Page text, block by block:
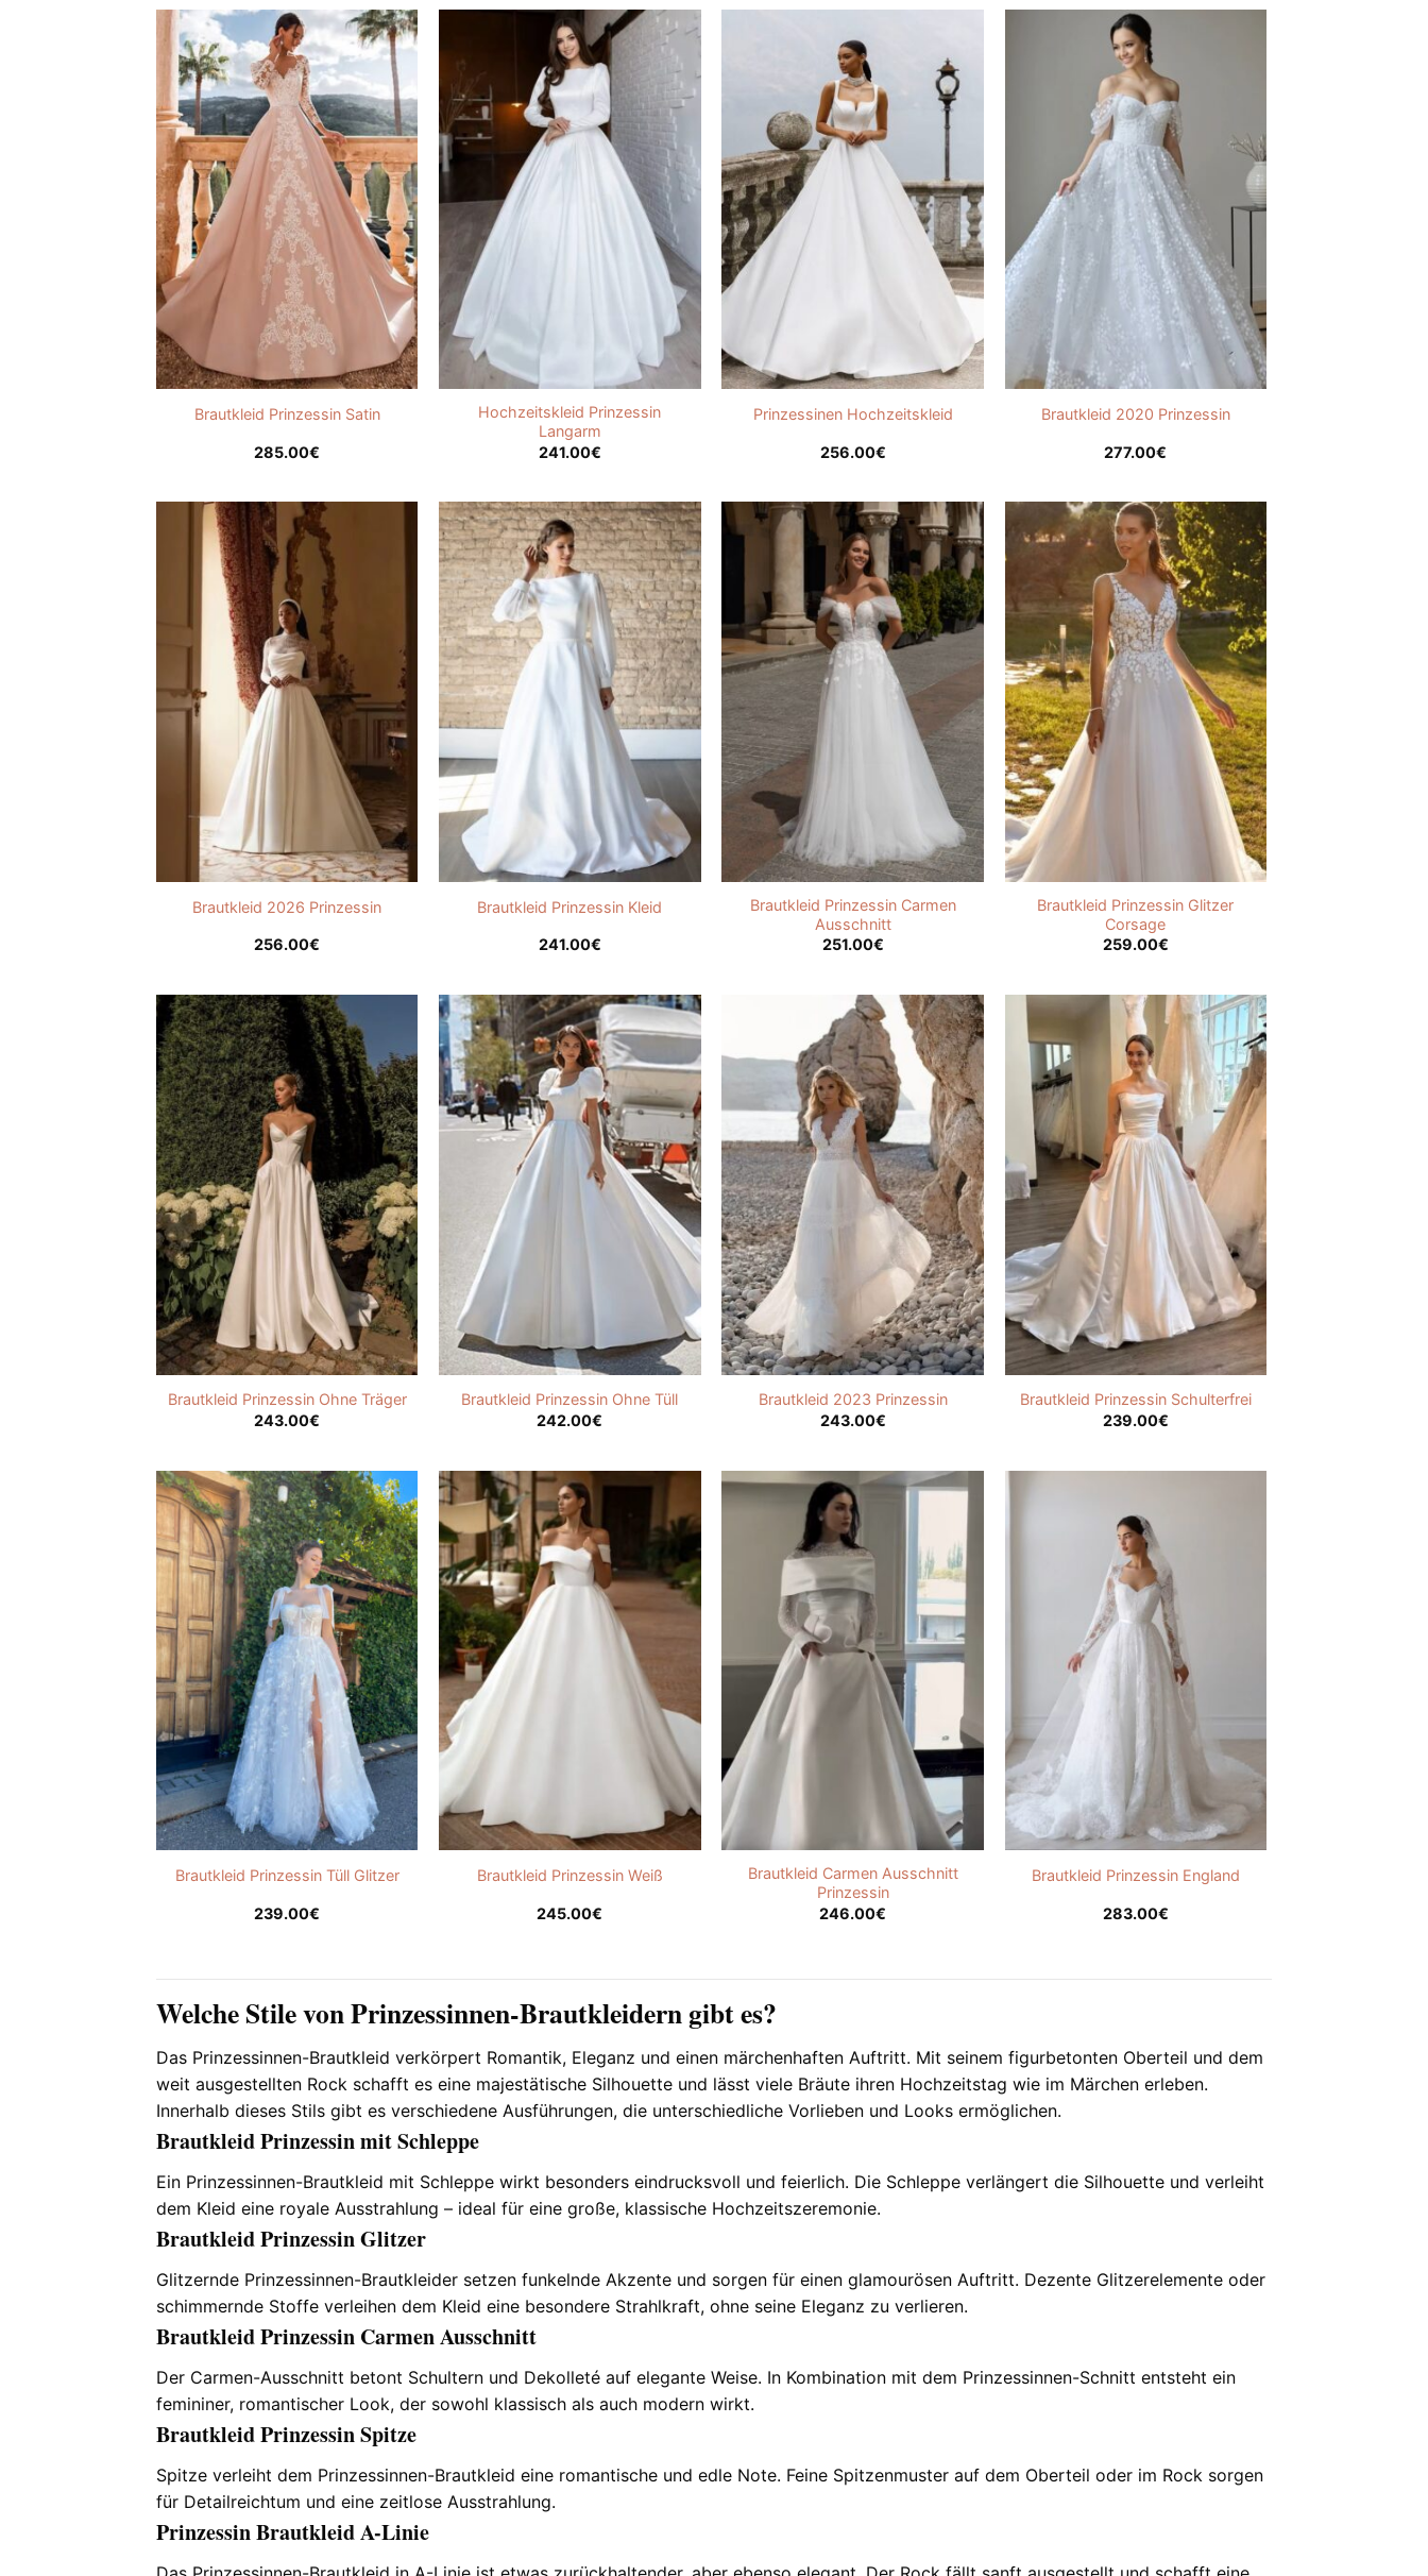
Brautkleid Prinzessin Satin
285.00€
Hochzeitskleid Prinzessin
Langarm
241.00€
Prinzessinen Hochzeitskleid
256.00€
Brautkleid 2020 Prinzessin
277.00€
Brautkleid 2026 Prinzessin
256.00€
Brautkleid Prinzessin Kleid
241.00€
Brautkleid Prinzessin Carmen
Ausschnitt
251.00€
Brautkleid Prinzessin Glitzer
Corsage
259.00€
Brautkleid Prinzessin Ohne Träger
243.00€
Brautkleid Prinzessin Ohne Tüll
242.00€
Brautkleid 2023 Prinzessin
243.00€
Brautkleid Prinzessin Schulterfrei
239.00€
Brautkleid Prinzessin Tüll Glitzer
239.00€
Brautkleid Prinzessin Weiß
245.00€
Brautkleid Carmen Ausschnitt
Prinzessin
246.00€
Brautkleid Prinzessin England
283.00€
Welche Stile von Prinzessinnen-Brautkleidern gibt es?
Das Prinzessinnen-Brautkleid verkörpert Romantik, Eleganz und einen märchenhaften Auftritt. Mit seinem figurbetonten Oberteil und dem
weit ausgestellten Rock schafft es eine majestätische Silhouette und lässt viele Bräute ihren Hochzeitstag wie im Märchen erleben.
Innerhalb dieses Stils gibt es verschiedene Ausführungen, die unterschiedliche Vorlieben und Looks ermöglichen.
Brautkleid Prinzessin mit Schleppe
Ein Prinzessinnen-Brautkleid mit Schleppe wirkt besonders eindrucksvoll und feierlich. Die Schleppe verlängert die Silhouette und verleiht
dem Kleid eine royale Ausstrahlung – ideal für eine große, klassische Hochzeitszeremonie.
Brautkleid Prinzessin Glitzer
Glitzernde Prinzessinnen-Brautkleider setzen funkelnde Akzente und sorgen für einen glamourösen Auftritt. Dezente Glitzerelemente oder
schimmernde Stoffe verleihen dem Kleid eine besondere Strahlkraft, ohne seine Eleganz zu verlieren.
Brautkleid Prinzessin Carmen Ausschnitt
Der Carmen-Ausschnitt betont Schultern und Dekolleté auf elegante Weise. In Kombination mit dem Prinzessinnen-Schnitt entsteht ein
femininer, romantischer Look, der sowohl klassisch als auch modern wirkt.
Brautkleid Prinzessin Spitze
Spitze verleiht dem Prinzessinnen-Brautkleid eine romantische und edle Note. Feine Spitzenmuster auf dem Oberteil oder im Rock sorgen
für Detailreichtum und eine zeitlose Ausstrahlung.
Prinzessin Brautkleid A-Linie